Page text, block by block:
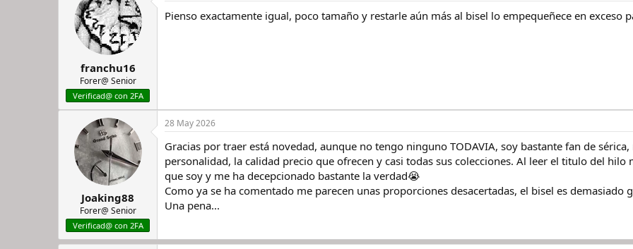
franchu16
Forer@ Senior
Verificad@ con 2FA
Pienso exactamente igual, poco tamaño y restarle aún más al bisel lo empequeñece en exceso
Joaking88
Forer@ Senior
Verificad@ con 2FA
28 May 2026
Gracias por traer está novedad, aunque no tengo ninguno TODAVIA, soy bastante fan de
personalidad, la calidad precio que ofrecen y casi todas sus colecciones. Al leer el titulo del
que soy y me ha decepcionado bastante la verdad😭
Como ya se ha comentado me parecen unas proporciones desacertadas, el bisel es demasiado
Una pena...